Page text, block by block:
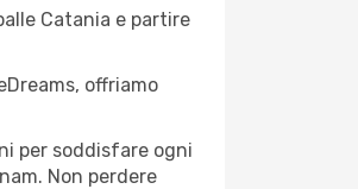
Catania e partire
offriamo
per soddisfare ogni
Non perdere